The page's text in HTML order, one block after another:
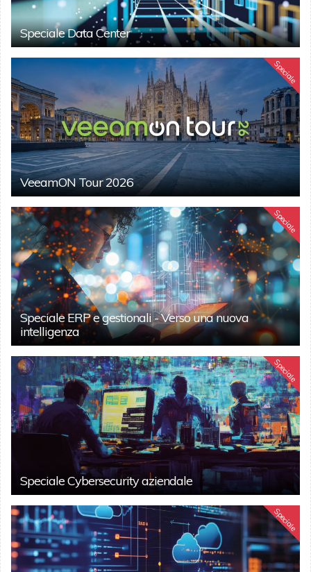
Speciale Data Center
Speciale
VeeamON Tour 2026
Speciale
Speciale ERP e gestionali - Verso una nuova
intelligenza
Speciale
Speciale Cybersecurity aziendale
Speciale